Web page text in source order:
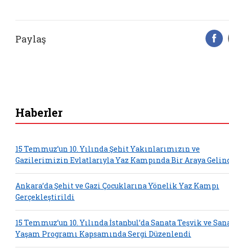
Paylaş
Haberler
15 Temmuz’un 10. Yılında Şehit Yakınlarımızın ve
Gazilerimizin Evlatlarıyla Yaz Kampında Bir Araya
Ankara’da Şehit ve Gazi Çocuklarına Yönelik Yaz Kampı
Gerçekleştirildi
15 Temmuz’un 10. Yılında İstanbul’da Sanata Teşvik ve
Yaşam Programı Kapsamında Sergi Düzenlendi